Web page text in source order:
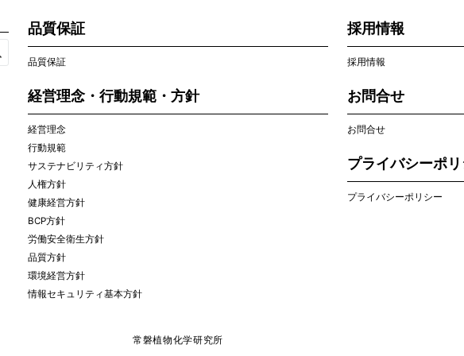
品質保証
品質保証
経営理念・行動規範・方針
経営理念
行動規範
サステナビリティ方針
人権方針
健康経営方針
BCP方針
労働安全衛生方針
品質方針
環境経営方針
情報セキュリティ基本方針
採用情報
採用情報
お問合せ
お問合せ
プライバシーポ
プライバシーポリシー
常磐植物化学研究所